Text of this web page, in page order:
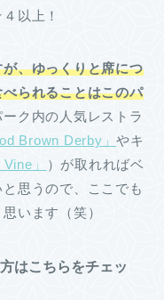
以上！
、ゆっくりと席につ
られることはこのパ
ク内の人気レストラ
Brown Derby」やキ
」
）が取れればベ
思うので、ここでも
います（笑）
はこちらをチェッ